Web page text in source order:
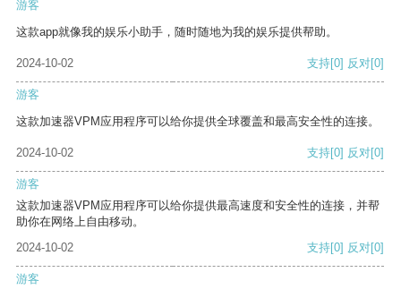
游客
这款app就像我的娱乐小助手，随时随地为我的娱乐提供帮助。
2024-10-02 支持[0] 反对[0]
游客
这款加速器VPM应用程序可以给你提供全球覆盖和最高安全性的连接。
2024-10-02 支持[0] 反对[0]
游客
这款加速器VPM应用程序可以给你提供最高速度和安全性的连接，并帮
助你在网络上自由移动。
2024-10-02
支持[0] 反对[0]
游客